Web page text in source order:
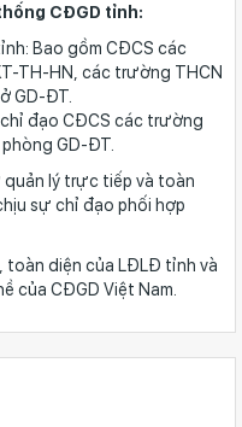
CĐGD tỉnh:
Bao gồm CĐCS các
TH-HN, các trường THCN
GD-ĐT.
đạo CĐCS các trường
GD-ĐT.
lý trực tiếp và toàn
sự chỉ đạo phối hợp
diện của LĐLĐ tỉnh và
của CĐGD Việt Nam.